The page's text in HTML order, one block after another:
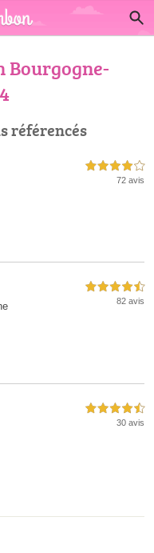
Bourgogne-
référencés
4,0 étoiles sur 5
72 avis
4,5 étoiles sur 5
82 avis
4,5 étoiles sur 5
30 avis